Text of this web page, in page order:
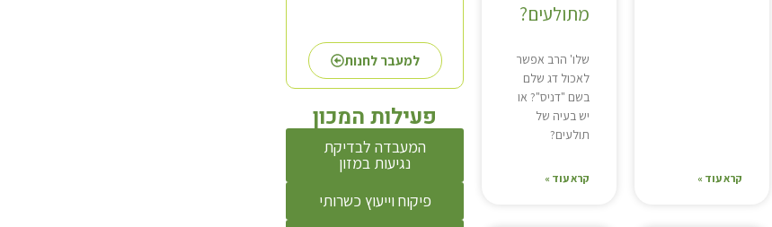
קרא עוד »
מתולעים?
שלו' הרב אפשר
לאכול דג שלם
בשם "דניס"? או
יש בעיה של
תולעים?
קרא עוד »
למעבר לחנות
פעילות המכון
המעבדה לבדיקת
נגיעות במזון
פיקוח וייעוץ כשרותי